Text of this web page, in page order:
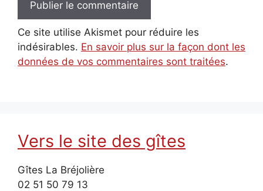
Ce site utilise Akismet pour réduire les
indésirables. En savoir plus sur la façon dont les
données de vos commentaires sont traitées.
Vers le site des gîtes
Gîtes La Bréjolière
02 51 50 79 13